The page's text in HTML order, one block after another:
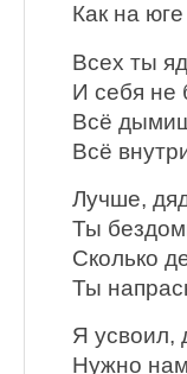
Как на
Всех ты
И себя не
Всё
Всё
Лучше,
Ты
Сколько
Ты
Я усвоил,
Нужно